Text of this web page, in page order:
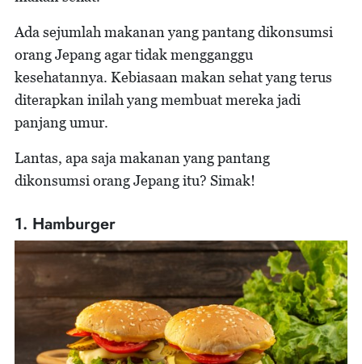
Ada sejumlah makanan yang pantang dikonsumsi
orang Jepang agar tidak mengganggu
kesehatannya. Kebiasaan makan sehat yang terus
diterapkan inilah yang membuat mereka jadi
panjang umur.
Lantas, apa saja makanan yang pantang
dikonsumsi orang Jepang itu? Simak!
1. Hamburger